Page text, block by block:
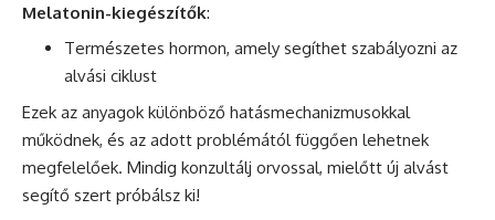
Melatonin-kiegészítők:
Természetes hormon, amely segíthet szabályozni az
alvási ciklust
Ezek az anyagok különböző hatásmechanizmusokkal
működnek, és az adott problémától függően lehetnek
megfelelőek. Mindig konzultálj orvossal, mielőtt új alvást
segítő szert próbálsz ki!